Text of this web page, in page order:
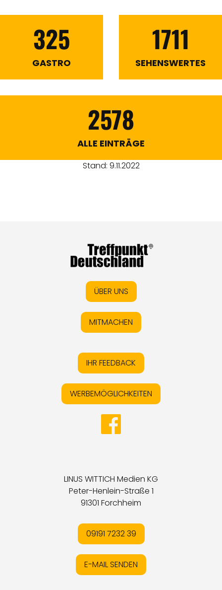
325
GASTRO
1711
SEHENSWERTES
2578
ALLE EINTRÄGE
Stand: 9.11.2022
ÜBER UNS
MITMACHEN
IHR FEEDBACK
WERBEMÖGLICHKEITEN
LINUS WITTICH Medien KG
Peter-Henlein-Straße 1
91301 Forchheim
09191 7232 39
E-MAIL SENDEN